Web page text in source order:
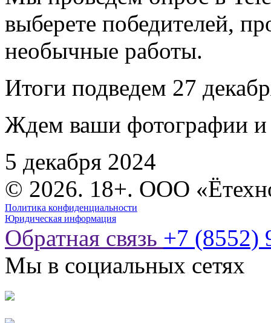
выберете победителей,
необычные работы.
Итоги подведем 27
Ждем ваши фотографии и
5 декабря 2024
© 2026. 18+. ООО
Политика конфиденциальности
Юридическая информация
Обратная связь +7 (8552)
Мы в социальных сетях